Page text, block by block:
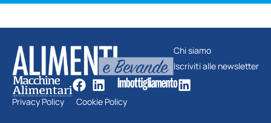
Chi siamo
Iscriviti alle newsletter
Privacy Policy Cookie Policy